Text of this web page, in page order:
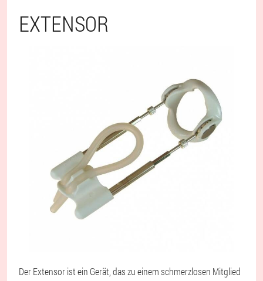
EXTENSOR
Der Extensor ist ein Gerät, das zu einem schmerzlosen Mitglied